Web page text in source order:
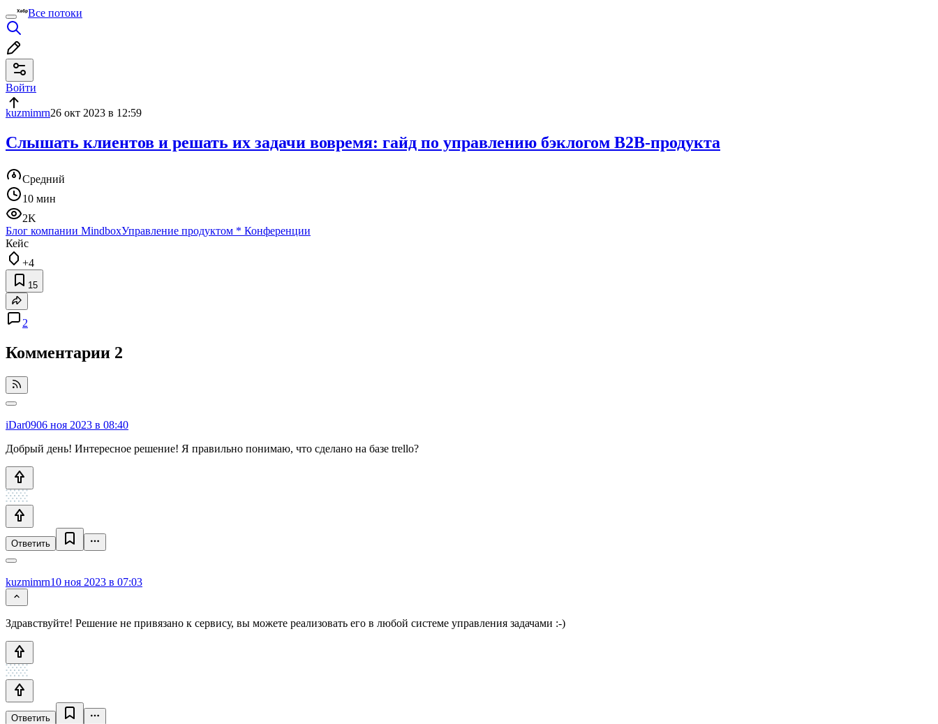
Все потоки
Войти
kuzmimrn26 окт 2023 в 12:59
Слышать клиентов и решать их задачи вовремя: гайд по управлению бэклогом B2B-продукта
Средний
10 мин
2K
Блог компании MindboxУправление продуктом * Конференции
Кейс
+4
15
2
Комментарии 2
iDar0906 ноя 2023 в 08:40
Добрый день! Интересное решение! Я правильно понимаю, что сделано на базе trello?
Ответить
kuzmimrn10 ноя 2023 в 07:03
Здравствуйте! Решение не привязано к сервису, вы можете реализовать его в любой системе управления задачами :-)
Ответить